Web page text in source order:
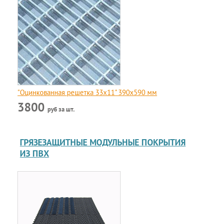
"Оцинкованная решетка 33x11" 390х590 мм
3800руб за шт.
ГРЯЗЕЗАЩИТНЫЕ МОДУЛЬНЫЕ ПОКРЫТИЯ
ИЗ ПВХ